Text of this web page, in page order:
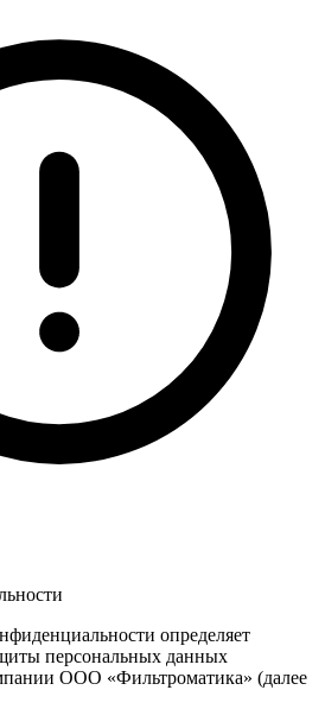
определяет
персональных данных
ООО «Фильтроматика» (далее